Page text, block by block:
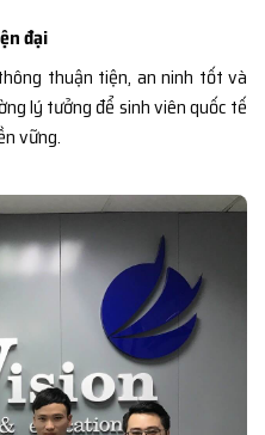
đại
thuận tiện, an ninh tốt và
lý tưởng để sinh viên quốc tế
vững.